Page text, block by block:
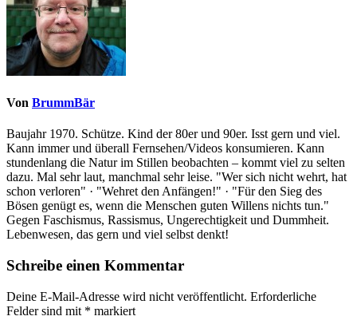
Von BrummBär
Baujahr 1970. Schütze. Kind der 80er und 90er. Isst gern und viel.
Kann immer und überall Fernsehen/Videos konsumieren. Kann
stundenlang die Natur im Stillen beobachten – kommt viel zu selten
dazu. Mal sehr laut, manchmal sehr leise. "Wer sich nicht wehrt, hat
schon verloren" · "Wehret den Anfängen!" · "Für den Sieg des
Bösen genügt es, wenn die Menschen guten Willens nichts tun."
Gegen Faschismus, Rassismus, Ungerechtigkeit und Dummheit.
Lebenwesen, das gern und viel selbst denkt!
Schreibe einen Kommentar
Deine E-Mail-Adresse wird nicht veröffentlicht. Erforderliche
Felder sind mit * markiert